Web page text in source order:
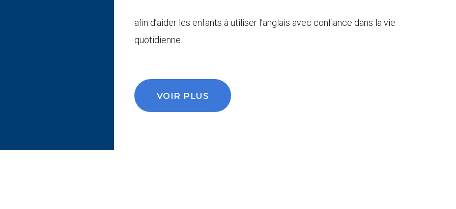
afin d’aider les enfants à utiliser l’anglais avec confiance dans la vie
quotidienne.
VOIR PLUS